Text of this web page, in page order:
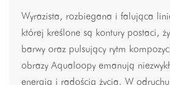
Wyrazista, rozbiegana i falująca
której kreślone są kontury postaci,
barwy oraz pulsujący rytm
obrazy Aqualoopy emanują
energią i radością życia. W odruchu